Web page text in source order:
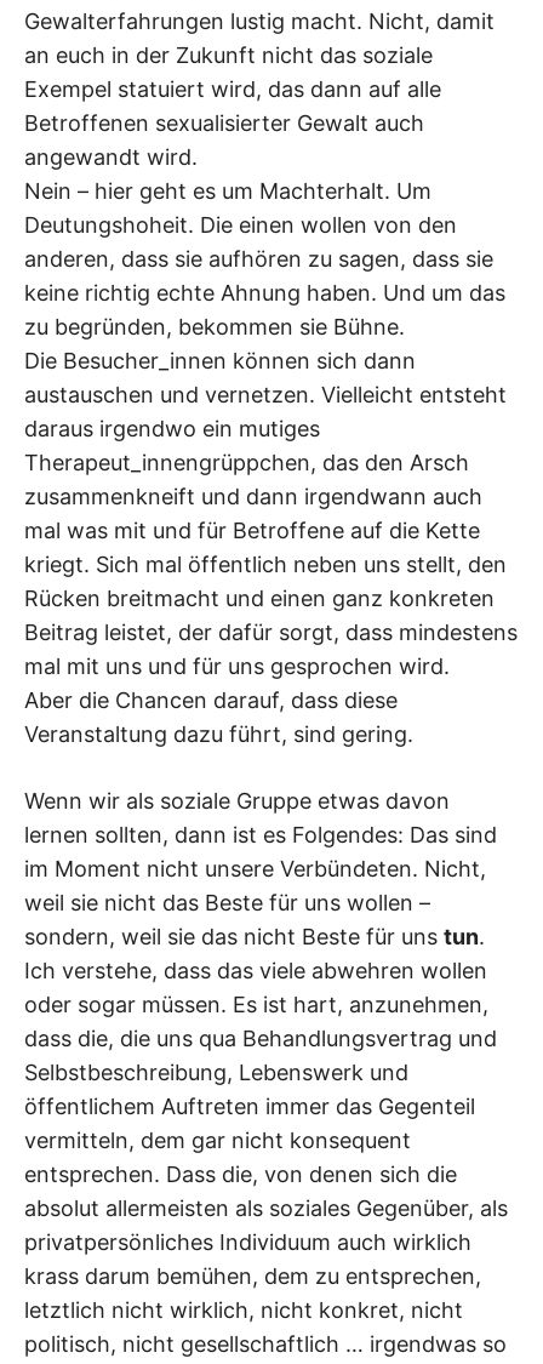
Gewalterfahrungen lustig macht. Nicht, damit
an euch in der Zukunft nicht das soziale
Exempel statuiert wird, das dann auf alle
Betroffenen sexualisierter Gewalt auch
angewandt wird.
Nein – hier geht es um Machterhalt. Um
Deutungshoheit. Die einen wollen von den
anderen, dass sie aufhören zu sagen, dass sie
keine richtig echte Ahnung haben. Und um das
zu begründen, bekommen sie Bühne.
Die Besucher_innen können sich dann
austauschen und vernetzen. Vielleicht entsteht
daraus irgendwo ein mutiges
Therapeut_innengrüppchen, das den Arsch
zusammenkneift und dann irgendwann auch
mal was mit und für Betroffene auf die Kette
kriegt. Sich mal öffentlich neben uns stellt, den
Rücken breitmacht und einen ganz konkreten
Beitrag leistet, der dafür sorgt, dass mindestens
mal mit uns und für uns gesprochen wird.
Aber die Chancen darauf, dass diese
Veranstaltung dazu führt, sind gering.
Wenn wir als soziale Gruppe etwas davon
lernen sollten, dann ist es Folgendes: Das sind
im Moment nicht unsere Verbündeten. Nicht,
weil sie nicht das Beste für uns wollen –
sondern, weil sie das nicht Beste für uns tun.
Ich verstehe, dass das viele abwehren wollen
oder sogar müssen. Es ist hart, anzunehmen,
dass die, die uns qua Behandlungsvertrag und
Selbstbeschreibung, Lebenswerk und
öffentlichem Auftreten immer das Gegenteil
vermitteln, dem gar nicht konsequent
entsprechen. Dass die, von denen sich die
absolut allermeisten als soziales Gegenüber, als
privatpersönliches Individuum auch wirklich
krass darum bemühen, dem zu entsprechen,
letztlich nicht wirklich, nicht konkret, nicht
politisch, nicht gesellschaftlich … irgendwas so